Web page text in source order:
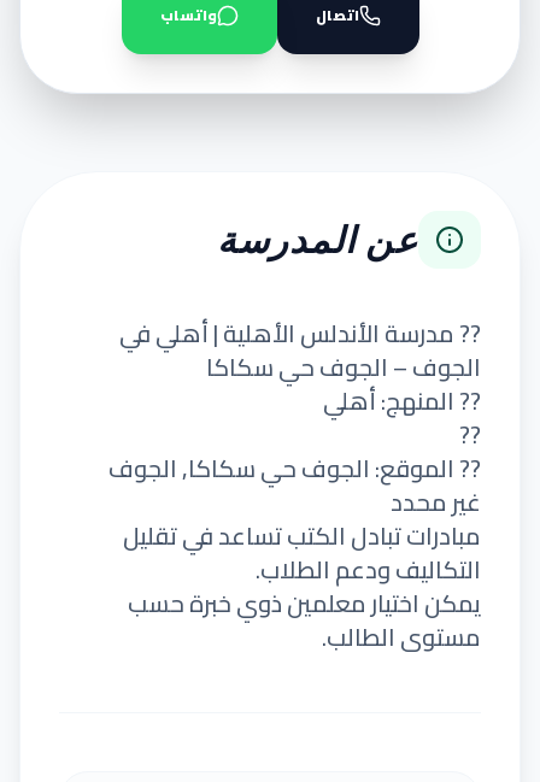
اتصال واتساب
عن المدرسة
?? مدرسة الأندلس الأهلية | أهلي في
الجوف – الجوف حي سكاكا
?? المنهج: أهلي
??
?? الموقع: الجوف حي سكاكا, الجوف
غير محدد
مبادرات تبادل الكتب تساعد في تقليل
التكاليف ودعم الطلاب.
يمكن اختيار معلمين ذوي خبرة حسب
مستوى الطالب.